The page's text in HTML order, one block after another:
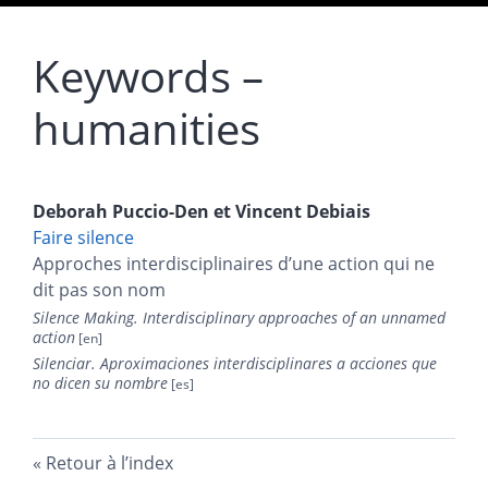
Keywords –
humanities
Deborah Puccio-Den etVincent Debiais
Faire silence
Approches interdisciplinaires d’une action qui ne
dit pas son nom
Silence Making. Interdisciplinary approaches of an unnamed
action
Silenciar. Aproximaciones interdisciplinares a acciones que
no dicen su nombre
Retour à l’index